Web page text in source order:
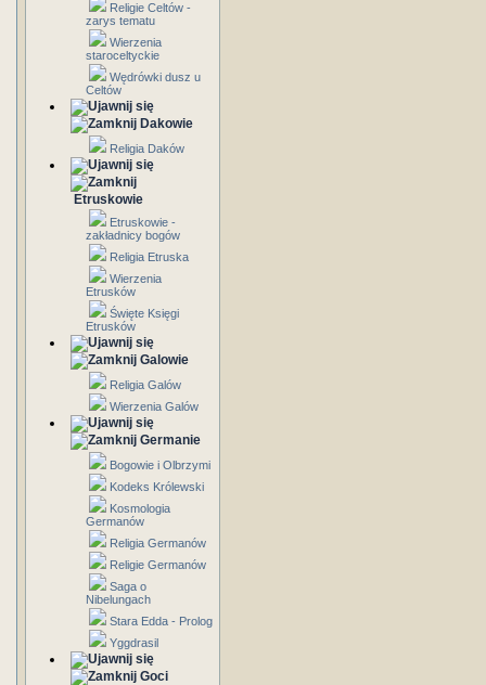
Religie Celtów -
zarys tematu
Wierzenia
staroceltyckie
Wędrówki dusz u
Celtów
Dakowie
Religia Daków
Etruskowie
Etruskowie -
zakładnicy bogów
Religia Etruska
Wierzenia
Etrusków
Święte Księgi
Etrusków
Galowie
Religia Galów
Wierzenia Galów
Germanie
Bogowie i Olbrzymi
Kodeks Królewski
Kosmologia
Germanów
Religia Germanów
Religie Germanów
Saga o
Nibelungach
Stara Edda - Prolog
Yggdrasil
Goci